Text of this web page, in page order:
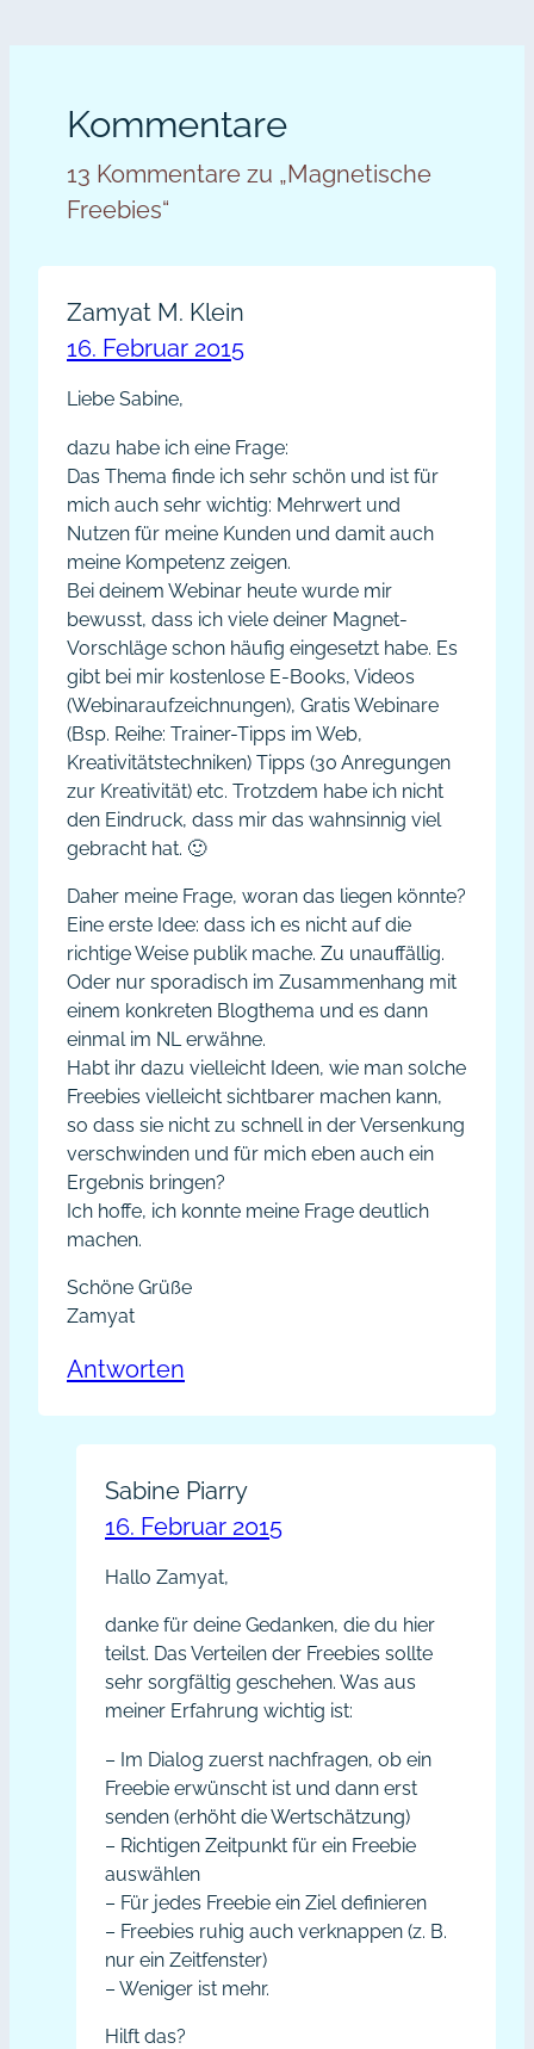
Kommentare
13 Kommentare zu „Magnetische
Freebies“
Zamyat M. Klein
16. Februar 2015
Liebe Sabine,
dazu habe ich eine Frage:
Das Thema finde ich sehr schön und ist für
mich auch sehr wichtig: Mehrwert und
Nutzen für meine Kunden und damit auch
meine Kompetenz zeigen.
Bei deinem Webinar heute wurde mir
bewusst, dass ich viele deiner Magnet-
Vorschläge schon häufig eingesetzt habe. Es
gibt bei mir kostenlose E-Books, Videos
(Webinaraufzeichnungen), Gratis Webinare
(Bsp. Reihe: Trainer-Tipps im Web,
Kreativitätstechniken) Tipps (30 Anregungen
zur Kreativität) etc. Trotzdem habe ich nicht
den Eindruck, dass mir das wahnsinnig viel
gebracht hat. 🙂
Daher meine Frage, woran das liegen könnte?
Eine erste Idee: dass ich es nicht auf die
richtige Weise publik mache. Zu unauffällig.
Oder nur sporadisch im Zusammenhang mit
einem konkreten Blogthema und es dann
einmal im NL erwähne.
Habt ihr dazu vielleicht Ideen, wie man solche
Freebies vielleicht sichtbarer machen kann,
so dass sie nicht zu schnell in der Versenkung
verschwinden und für mich eben auch ein
Ergebnis bringen?
Ich hoffe, ich konnte meine Frage deutlich
machen.
Schöne Grüße
Zamyat
Antworten
Sabine Piarry
16. Februar 2015
Hallo Zamyat,
danke für deine Gedanken, die du hier
teilst. Das Verteilen der Freebies sollte
sehr sorgfältig geschehen. Was aus
meiner Erfahrung wichtig ist:
– Im Dialog zuerst nachfragen, ob ein
Freebie erwünscht ist und dann erst
senden (erhöht die Wertschätzung)
– Richtigen Zeitpunkt für ein Freebie
auswählen
– Für jedes Freebie ein Ziel definieren
– Freebies ruhig auch verknappen (z. B.
nur ein Zeitfenster)
– Weniger ist mehr.
Hilft das?